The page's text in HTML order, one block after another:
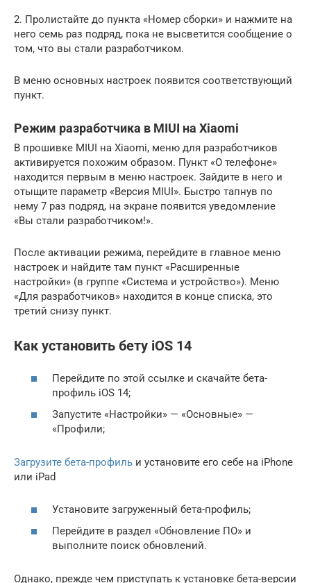
2. Пролистайте до пункта «Номер сборки» и нажмите на
него семь раз подряд, пока не высветится сообщение о
том, что вы стали разработчиком.
В меню основных настроек появится соответствующий
пункт.
Режим разработчика в MIUI на Xiaomi
В прошивке MIUI на Xiaomi, меню для разработчиков
активируется похожим образом. Пункт «О телефоне»
находится первым в меню настроек. Зайдите в него и
отыщите параметр «Версия MIUI». Быстро тапнув по
нему 7 раз подряд, на экране появится уведомление
«Вы стали разработчиком!».
После активации режима, перейдите в главное меню
настроек и найдите там пункт «Расширенные
настройки» (в группе «Система и устройство»). Меню
«Для разработчиков» находится в конце списка, это
третий снизу пункт.
Как установить бету iOS 14
Перейдите по этой ссылке и скачайте бета-
профиль iOS 14;
Запустите «Настройки» — «Основные» —
«Профили;
Загрузите бета-профиль и установите его себе на iPhone
или iPad
Установите загруженный бета-профиль;
Перейдите в раздел «Обновление ПО» и
выполните поиск обновлений.
Однако, прежде чем приступать к установке бета-версии